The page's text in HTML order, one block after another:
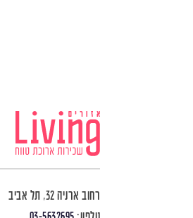
רחוב ארניה 32, תל אביב